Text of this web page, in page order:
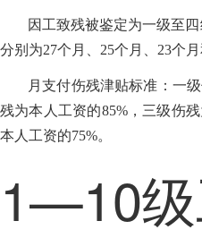
因工致残被鉴定为一级至
分别为27个月、25个月、23个
月支付伤残津贴标准：一
残为本人工资的85%，三级伤
本人工资的75%。
1—10